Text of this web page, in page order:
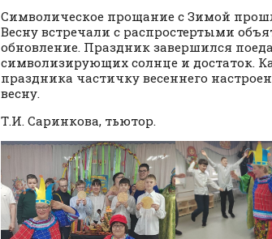
Символическое прощание с Зимой
Весну встречали с распростертыми
обновление. Праздник завершился
символизирующих солнце и достаток.
праздника частичку весеннего
весну.
Т.И. Саринкова, тьютор.